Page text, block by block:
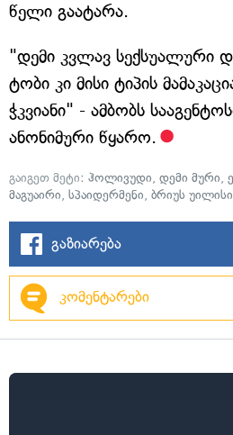
წელი გაატარა.
"დემი კვლავ სექსუალური
ტობი კი მისი ტიპის
ჭკვიანი" - ამბობს
ანონიმური წყარო.
გაიგეთ მეტი: ჰოლივუდი, დემი მური,
მაგუაირი, სპაიდერმენი, ბრიუს უილისი
გაზიარება
კომენტარები